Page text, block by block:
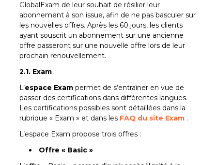
GlobalExam de leur souhait de résilier leur
abonnement à son issue, afin de ne pas basculer sur
les nouvelles offres. Après les 60 jours, les clients
ayant souscrit un abonnement sur une ancienne
offre passeront sur une nouvelle offre lors de leur
prochain renouvellement.
2.1. Exam
L’espace Exam permet de s’entraîner en vue de
passer des certifications dans différentes langues.
Les certifications possibles sont détaillées dans la
rubrique « Exam » et dans les FAQ du site Exam .
L’espace Exam propose trois offres :
Offre « Basic »